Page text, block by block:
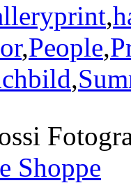
,
,People,
,
Shoppe